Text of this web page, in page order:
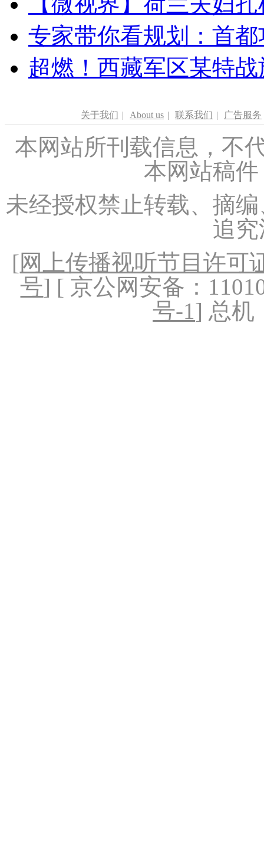
专家带你看规划：首
超燃！西藏军区某特
关于我们 | About us | 联系我们 | 广告服务
本网站所刊载信息，不
本网站稿
未经授权禁止转载、摘
追
[网上传播视听节目许可
号] [ 京公网安备：
号-1] 总机